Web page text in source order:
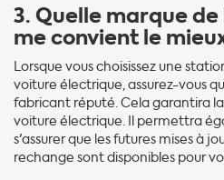
3. Quelle marque
me convient le
Lorsque vous choisissez une
voiture électrique, assurez-vous
fabricant réputé. Cela garantira
voiture électrique. Il permettra
s'assurer que les futures mises à
rechange sont disponibles pour